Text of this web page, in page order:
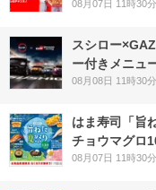
08月07日 11時30分
スシロー
ー付きメニュ
08月08日 11時30分
はま寿司「旨
チョウマグロ
08月07日 11時30分